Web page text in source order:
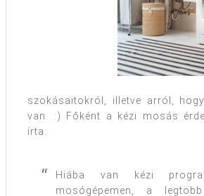
szokásaitokról, illetve arról,
van. :) Főként a kézi mosás
írta:
Hiába van kézi
mosógépemen, a